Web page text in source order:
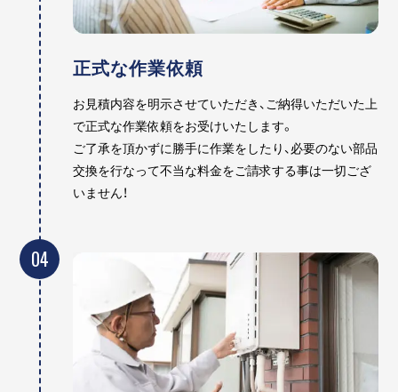
正式な作業依頼
お見積内容を明示させていただき、ご納得いただいた上
で正式な作業依頼をお受けいたします。
ご了承を頂かずに勝手に作業をしたり、必要のない部品
交換を行なって不当な料金をご請求する事は一切ござ
いません！
04